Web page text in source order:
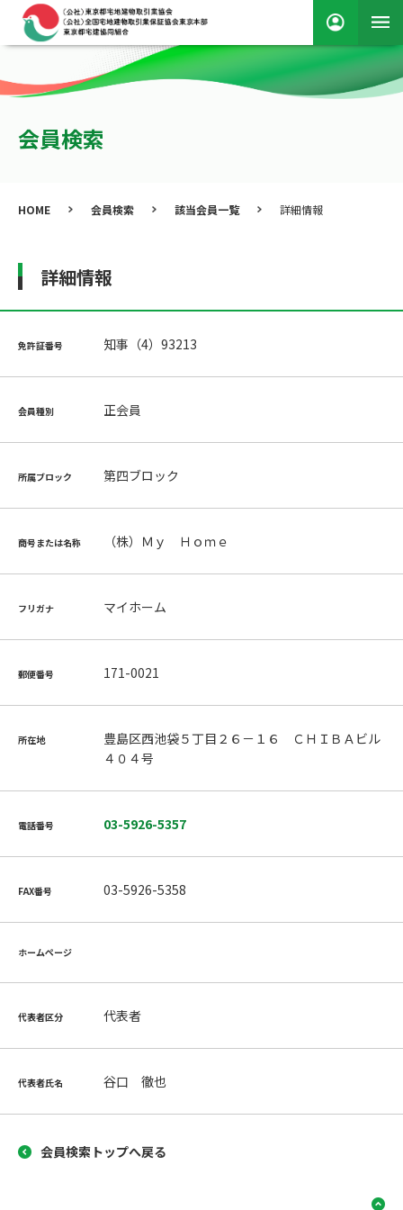
会員検索
HOME 会員検索 該当会員一覧 詳細情報
詳細情報
免許証番号 知事（4）93213
会員種別 正会員
所属ブロック 第四ブロック
商号または名称 （株）Ｍｙ Ｈｏｍｅ
フリガナ マイホーム
郵便番号 171-0021
所在地
豊島区西池袋５丁目２６－１６ ＣＨＩＢＡビル
４０４号
電話番号 03-5926-5357
FAX番号 03-5926-5358
ホームページ
代表者区分 代表者
代表者氏名 谷口 徹也
会員検索トップへ戻る